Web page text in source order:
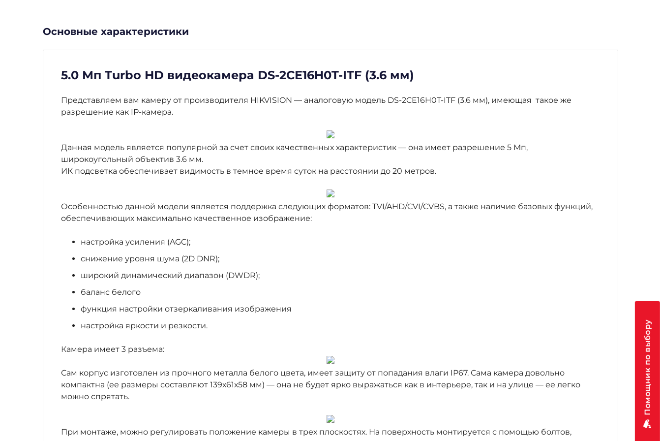
Основные характеристики
5.0 Мп Turbo HD видеокамера DS-2CE16H0T-ITF (3.6 мм)
Представляем вам камеру от производителя HIKVISION — аналоговую модель DS-2CE16H0T-ITF (3.6 мм), имеющая такое же
разрешение как IP-камера.
Данная модель является популярной за счет своих качественных характеристик — она имеет разрешение 5 Мп,
широкоугольный объектив 3.6 мм.
ИК подсветка обеспечивает видимость в темное время суток на расстоянии до 20 метров.
Особенностью данной модели является поддержка следующих форматов: TVI/AHD/CVI/CVBS, а также наличие базовых функций,
обеспечивающих максимально качественное изображение:
настройка усиления (AGC);
снижение уровня шума (2D DNR);
широкий динамический диапазон (DWDR);
баланс белого
функция настройки отзеркаливания изображения
настройка яркости и резкости.
Камера имеет 3 разъема:
Сам корпус изготовлен из прочного металла белого цвета, имеет защиту от попадания влаги IP67. Сама камера довольно
компактна (ее размеры составляют 139х61х58 мм) — она не будет ярко выражаться как в интерьере, так и на улице — ее легко
можно спрятать.
При монтаже, можно регулировать положение камеры в трех плоскостях. На поверхность монтируется с помощью болтов,
Помощник по выбору